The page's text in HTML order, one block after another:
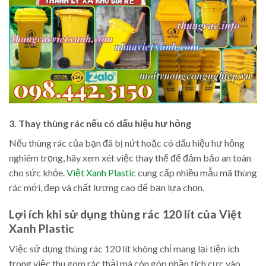
3. Thay thùng rác nếu có dấu hiệu hư hỏng
Nếu thùng rác của bạn đã bị nứt hoặc có dấu hiệu hư hỏng
nghiêm trọng, hãy xem xét việc thay thế để đảm bảo an toàn
cho sức khỏe.Việt Xanh Plastic cung cấp nhiều mẫu mã thùng
rác mới, đẹp và chất lượng cao để bạn lựa chọn.
Lợi ích khi sử dụng thùng rác 120 lít của Việt
Xanh Plastic
Việc sử dụng thùng rác 120 lít không chỉ mang lại tiện ích
trong việc thu gom rác thải mà còn góp phần tích cực vào